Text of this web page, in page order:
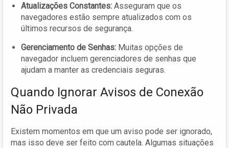
Atualizações Constantes: Asseguram que os
navegadores estão sempre atualizados com os
últimos recursos de segurança.
Gerenciamento de Senhas: Muitas opções de
navegador incluem gerenciadores de senhas que
ajudam a manter as credenciais seguras.
Quando Ignorar Avisos de Conexão
Não Privada
Existem momentos em que um aviso pode ser ignorado,
mas isso deve ser feito com cautela. Algumas situações